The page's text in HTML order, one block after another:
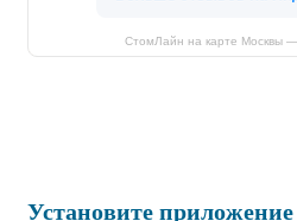
СтомЛайн на карте Москвы
Установите приложение